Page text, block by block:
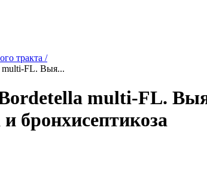
тракта /
FL. Выя...
multi-FL.
бронхисептикоза